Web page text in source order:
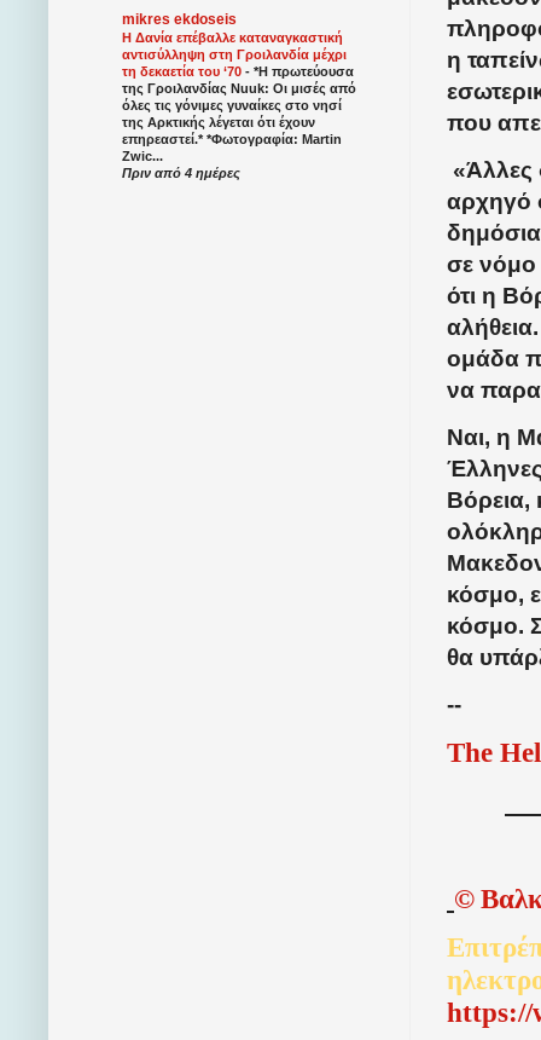
η
που
«Άλλες
αρχηγό
σε νόμο
ότι η
ομάδα
να
Ναι, η
Έλληνες
κόσμο,
κόσμο.
θα
--
The
©
https://
mikres ekdoseis
Η Δανία επέβαλλε καταναγκαστική
αντισύλληψη στη Γροιλανδία μέχρι
τη δεκαετία του ‘70 - *Η πρωτεύουσα
της Γροιλανδίας Nuuk: Οι μισές από
όλες τις γόνιμες γυναίκες στο νησί
της Αρκτικής λέγεται ότι έχουν
επηρεαστεί.* *Φωτογραφία: Martin
Zwic...
Πριν από 4 ημέρες